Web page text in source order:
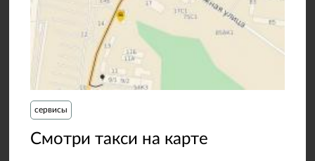
сервисы
​Смотри такси на карте